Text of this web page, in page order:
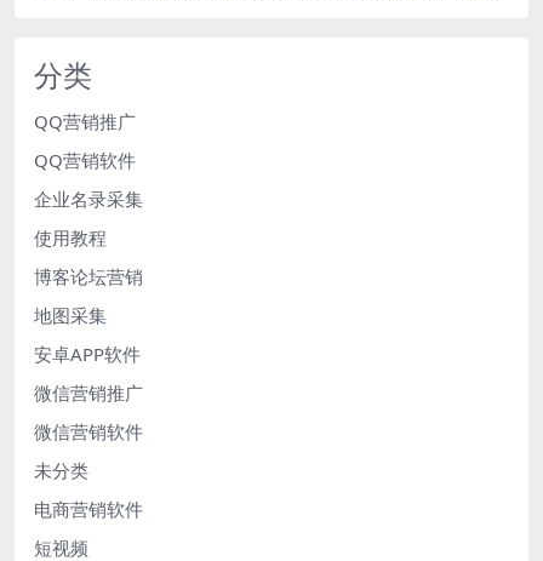
分类
QQ营销推广
QQ营销软件
企业名录采集
使用教程
博客论坛营销
地图采集
安卓APP软件
微信营销推广
微信营销软件
未分类
电商营销软件
短视频